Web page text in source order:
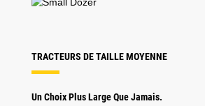
TRACTEURS DE TAILLE MOYENNE
Un Choix Plus Large Que Jamais.